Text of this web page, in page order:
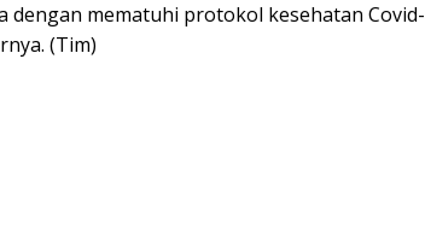
dengan mematuhi protokol kesehatan Covid-
(Tim)